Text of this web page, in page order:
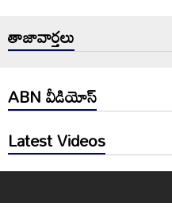
తాజావార్తలు
ABN వీడియోస్
Latest Videos